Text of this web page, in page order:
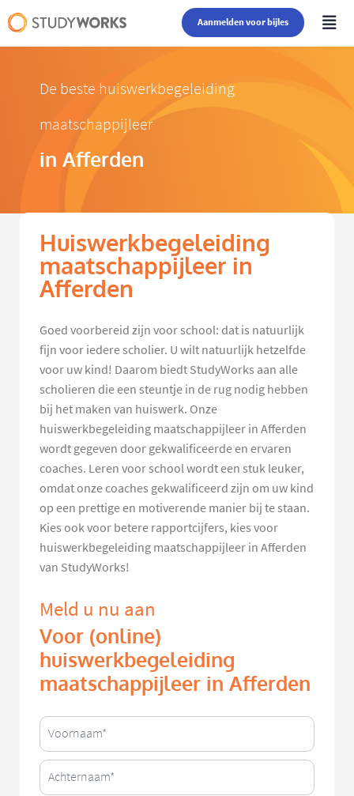
Aanmelden voor bijles
De beste huiswerkbegeleiding
maatschappijleer
in Afferden
Huiswerkbegeleiding
maatschappijleer in
Afferden
Goed voorbereid zijn voor school: dat is natuurlijk
fijn voor iedere scholier. U wilt natuurlijk hetzelfde
voor uw kind! Daarom biedt StudyWorks aan alle
scholieren die een steuntje in de rug nodig hebben
bij het maken van huiswerk. Onze
huiswerkbegeleiding maatschappijleer in Afferden
wordt gegeven door gekwalificeerde en ervaren
coaches. Leren voor school wordt een stuk leuker,
omdat onze coaches gekwalificeerd zijn om uw kind
op een prettige en motiverende manier bij te staan.
Kies ook voor betere rapportcijfers, kies voor
huiswerkbegeleiding maatschappijleer in Afferden
van StudyWorks!
Meld u nu aan
Voor (online)
huiswerkbegeleiding
maatschappijleer in Afferden